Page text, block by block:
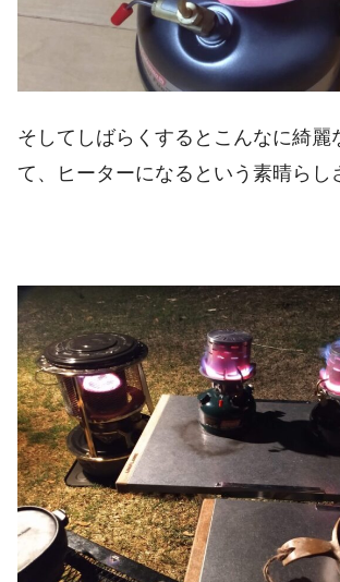
そしてしばらくするとこんなに綺麗
て、ヒーターになるという素晴らし